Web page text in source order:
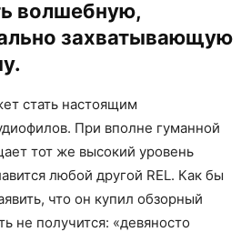
волшебную,
захватывающую
стать настоящим
При вполне гуманной
тот же высокий уровень
любой другой REL. Как бы
что он купил обзорный
не получится: «девяносто